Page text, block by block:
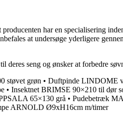
har en specialisering
at undersøge yderligere
deres seng og ønsker at forbedre
støvet grøn • Duftpinde LINDOME
• Insektnet BRIMSE 90×210 til dør
65×130 grå • Pudebetræk
ARNOLD Ø9xH16cm m/timer